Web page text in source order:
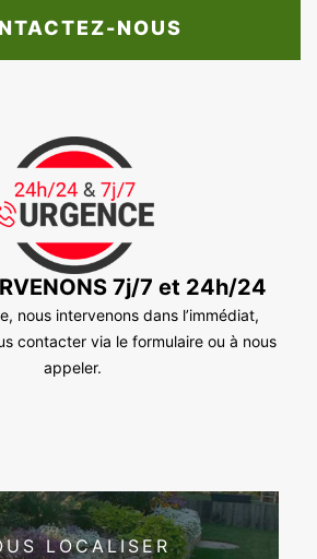
NOUS
7j/7 et 24h/24
nous intervenons dans l’immédiat,
contacter via le formulaire ou à nous
appeler.
LOCALISER